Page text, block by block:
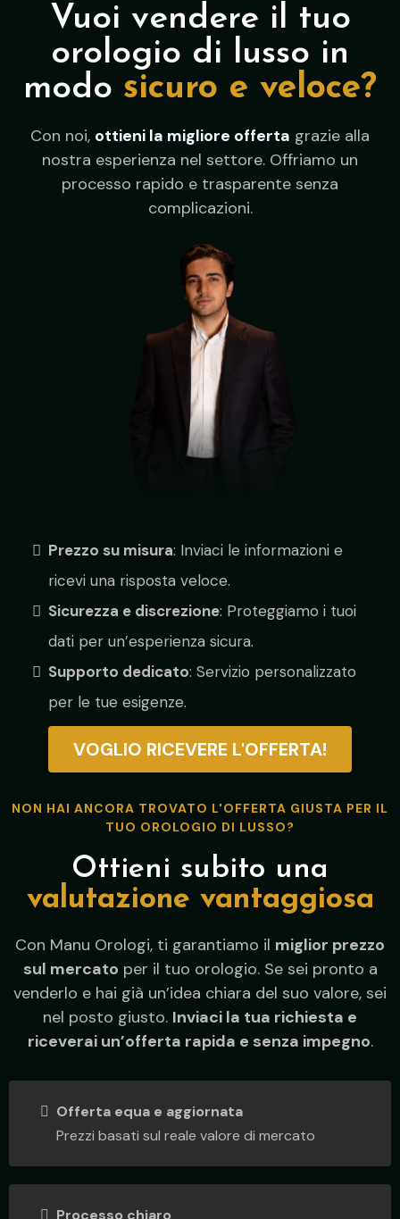
Vuoi vendere il tuo
orologio di lusso in
modo sicuro e veloce?
Con noi, ottieni la migliore offerta grazie alla
nostra esperienza nel settore. Offriamo un
processo rapido e trasparente senza
complicazioni.
Prezzo su misura: Inviaci le informazioni e
ricevi una risposta veloce.
Sicurezza e discrezione: Proteggiamo i tuoi
dati per un’esperienza sicura.
Supporto dedicato: Servizio personalizzato
per le tue esigenze.
VOGLIO RICEVERE L'OFFERTA!
NON HAI ANCORA TROVATO L'OFFERTA GIUSTA PER IL
TUO OROLOGIO DI LUSSO?
Ottieni subito una
valutazione vantaggiosa
Con Manu Orologi, ti garantiamo il miglior prezzo
sul mercato per il tuo orologio. Se sei pronto a
venderlo e hai già un’idea chiara del suo valore, sei
nel posto giusto. Inviaci la tua richiesta e
riceverai un’offerta rapida e senza impegno.
Offerta equa e aggiornata
Prezzi basati sul reale valore di mercato
Processo chiaro